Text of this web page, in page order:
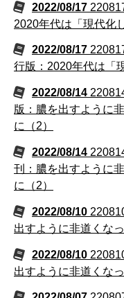
2022/08/17
2020年代は「現代化
2022/08/17
行版：2020年代は「
2022/08/14
版：膿を出すように
に（2）
2022/08/14
刊：膿を出すように
に（2）
2022/08/10
出すように非道くな
2022/08/10
出すように非道くな